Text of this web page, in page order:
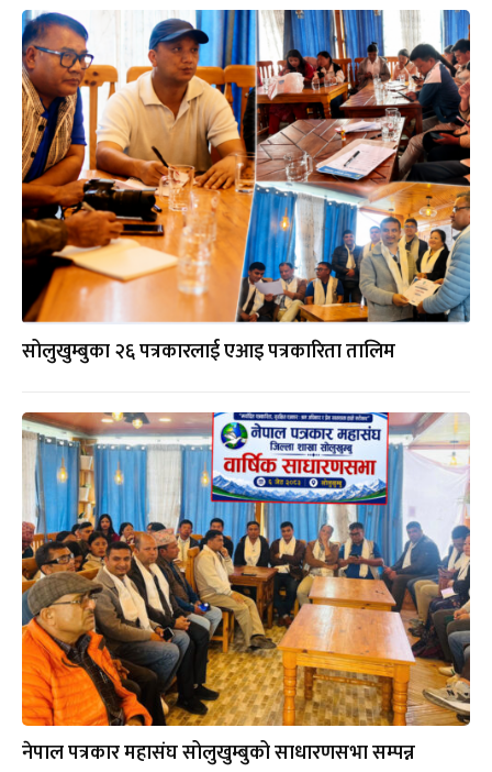
सोलुखुम्बुका २६ पत्रकारलाई एआइ पत्रकारिता तालिम
नेपाल पत्रकार महासंघ सोलुखुम्बुको साधारणसभा सम्पन्न